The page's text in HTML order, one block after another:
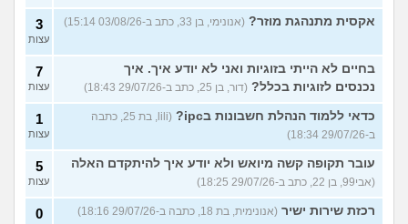
אקסית מתנהגת מוזר? (אנונימי, בן 33, כתב ב-03/08/26 15:14) 3
עצות
בחיים לא הייתי בזוגיות ואני לא יודע איך. איך
נכנסים לזוגיות בכלל? (דור, בן 25, כתב ב-29/07/26 18:43)
7
עצות
כדאי ללמוד הנהלת חשבונות בipc?
(lili, בת 25, כתבה
ב-29/07/26 18:34)
1
עצות
עובר תקופה קשה מיואש ולא יודע איך להיתקדם האלה
(אבי99, בן 22, כתב ב-29/07/26 18:25)
5
עצות
רכזת שירות ישיר (אנונימית, בת 18, כתבה ב-29/07/26 18:16) 0